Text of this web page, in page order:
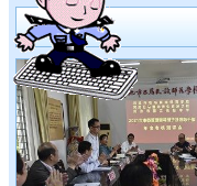
大事记